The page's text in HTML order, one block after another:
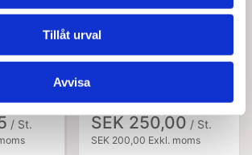
Tillåt urval
Avvisa
/ St.
15155
Medium
SEK 250,00 / St.
SEK 200,00 Exkl. moms